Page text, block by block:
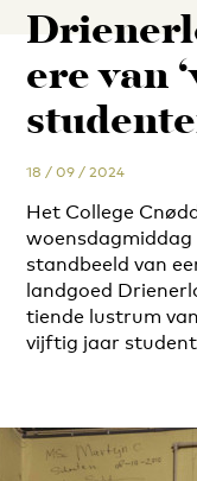
ere van
18 / 09 / 2024
Het College
woensdagmiddag
standbeeld van
landgoed
tiende lustrum
vijftig jaar